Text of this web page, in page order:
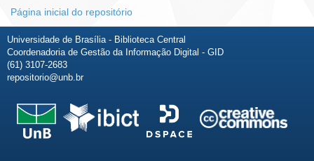
Página inicial do repositório
Universidade de Brasília - Biblioteca Central
Coordenadoria de Gestão da Informação Digital - GID
(61) 3107-2683
repositorio@unb.br